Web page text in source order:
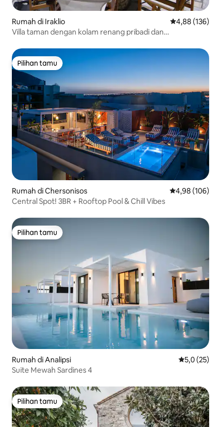
Rumah di Iraklio Nilai rata-rata
4,88 (136)
Villa taman dengan kolam renang pribadi dan
Pilihan tamu
Pilihan tamu
Rumah di Chersonisos Nilai rata-rata
4,98 (106)
Central Spot! 3BR + Rooftop Pool & Chill Vibes
Pilihan tamu
Pilihan tamu
Rumah di Analipsi Nilai rata-
5,0 (25)
Suite Mewah Sardines 4
Pilihan tamu
Pilihan tamu